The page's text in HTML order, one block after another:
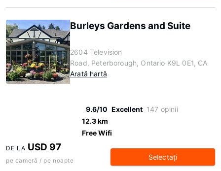
Burleys Gardens and Suite
2604 Television
Road, Peterborough, Ontario K9L 0E1, CA
Arată hartă
9.6/10 Excellent 147 opinii
12.3 km
Free Wifi
DE LA USD 97
pe cameră / pe noapte Selectaţi